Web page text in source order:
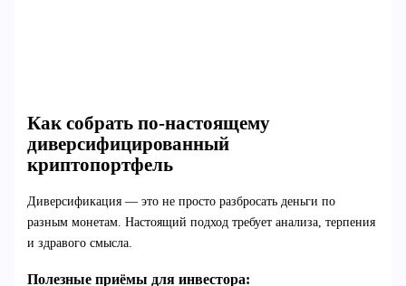
Как собрать по-настоящему
диверсифицированный
криптопортфель
Диверсификация — это не просто разбросать деньги по
разным монетам. Настоящий подход требует анализа, терпения
и здравого смысла.
Полезные приёмы для инвестора: